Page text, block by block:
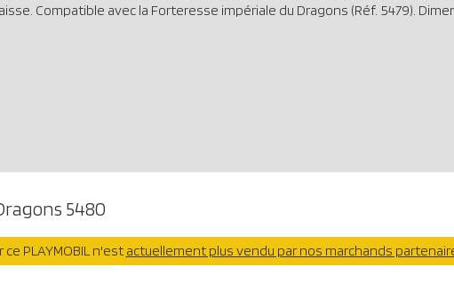
Compatible avec la Forteresse impériale du Dragons (Réf. 5479).
5480
PLAYMOBIL n'est actuellement plus vendu par nos marchands